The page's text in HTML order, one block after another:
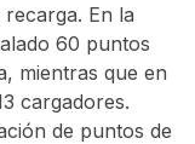
En la
60 puntos
mientras que en
cargadores.
de puntos de